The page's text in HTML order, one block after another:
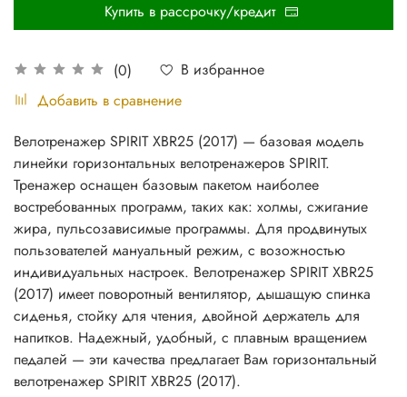
(0)
В избранное
Добавить в сравнение
Купить в рассрочку/кредит
Велотренажер SPIRIT XBR25 (2017) — базовая модель
линейки горизонтальных велотренажеров SPIRIT.
Тренажер оснащен базовым пакетом наиболее
востребованных программ, таких как: холмы, сжигание
жира, пульсозависимые программы. Для продвинутых
пользователей мануальный режим, с возожностью
индивидуальных настроек. Велотренажер SPIRIT XBR25
(2017) имеет поворотный вентилятор, дышащую спинка
сиденья, стойку для чтения, двойной держатель для
напитков. Надежный, удобный, с плавным вращением
педалей — эти качества предлагает Вам горизонтальный
велотренажер SPIRIT XBR25 (2017).